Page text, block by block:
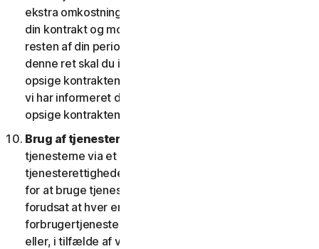
ekstra omkostninger; eller (ii) giver dig ret til at opsige
din kontrakt og modtage en pro rata refusion for
resten af din periode med tjenesten. For at udøve
denne ret skal du informere os om dit ønske om at
opsige kontrakten inden for fjorten (14) dage efter, at
vi har informeret dig om ændringen og din ret til at
opsige kontrakten.
Brug af tjenester over et netværk.
tjenesterne via et netværk, forudsat at dine
tjenesterettigheder giver dig adgang til eller mulighed
for at bruge tjenesterne på mere end én enhed, og
forudsat at hver enhed, der tilgår eller bruger
forbrugertjenesterne, tilhører en enkelt husstand
eller, i tilfælde af virksomhedstjenester, en enkelt